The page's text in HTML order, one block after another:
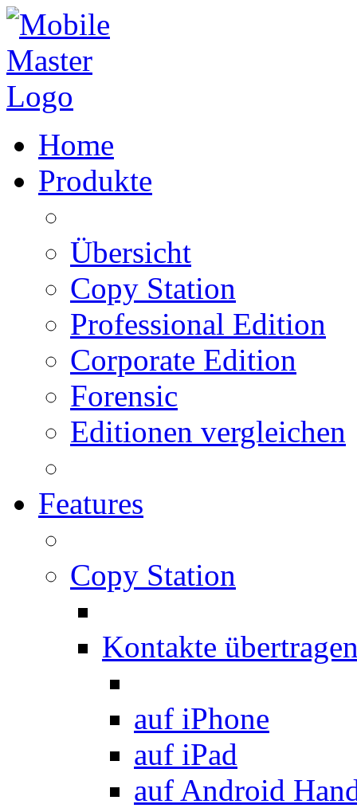
Home
Produkte
Übersicht
Copy Station
Professional Edition
Corporate Edition
Forensic
Editionen vergleichen
Features
Copy Station
Kontakte
auf iPhone
auf iPad
auf Android